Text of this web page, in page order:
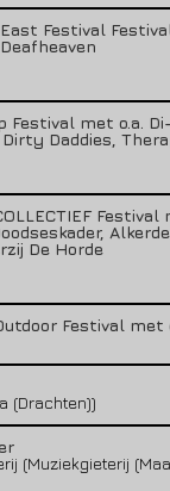
Festival
Festival met o.a.
Daddies,
Festival
De Horde
Festival met
(Drachten))
(Muziekgieterij